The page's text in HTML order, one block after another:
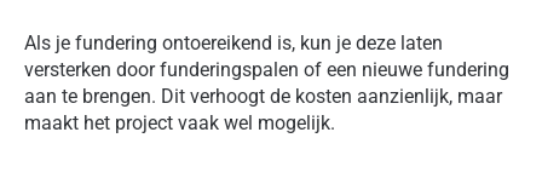
Als je fundering ontoereikend is, kun je deze laten
versterken door funderingspalen of een nieuwe fundering
aan te brengen. Dit verhoogt de kosten aanzienlijk, maar
maakt het project vaak wel mogelijk.